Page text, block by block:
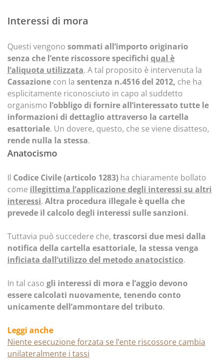
Interessi di mora
Questi vengono sommati all’importo originario
senza che l’ente riscossore specifichi qual è
l’aliquota utilizzata. A tal proposito è intervenuta la
Cassazione con la sentenza n.4516 del 2012, che ha
esplicitamente riconosciuto in capo al suddetto
organismo l’obbligo di fornire all’interessato tutte le
informazioni di dettaglio attraverso la cartella
esattoriale. Un dovere, questo, che se viene disatteso,
rende nulla la stessa.
Anatocismo
Il Codice Civile (articolo 1283) ha chiaramente bollato
come illegittima l’applicazione degli interessi su altri
interessi. Altra procedura illegale è quella che
prevede il calcolo degli interessi sulle sanzioni.
Tuttavia può succedere che, trascorsi due mesi dalla
notifica della cartella esattoriale, la stessa venga
inficiata dall’utilizzo del metodo anatocistico.
In tal caso gli interessi di mora e l’aggio devono
essere calcolati nuovamente, tenendo conto
unicamente dell’ammontare del tributo.
Leggi anche
Niente esecuzione forzata se l’ente riscossore cambia
unilateralmente i tassi